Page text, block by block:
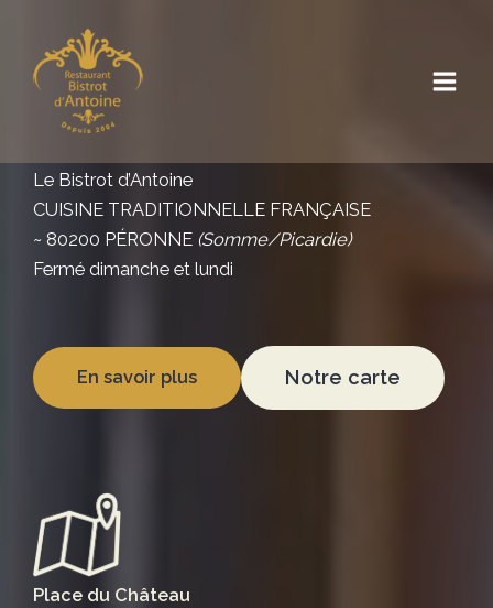
contenu
Le Bistrot d’Antoine
CUISINE TRADITIONNELLE FRANÇAISE
~ 80200 PÉRONNE (Somme/Picardie)
Fermé dimanche et lundi
En savoir plus Notre carte
Place du Château